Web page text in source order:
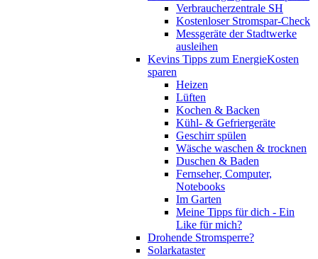
Verbraucherzentrale SH
Kostenloser Stromspar-Check
Messgeräte der Stadtwerke
ausleihen
Kevins Tipps zum EnergieKosten
sparen
Heizen
Lüften
Kochen & Backen
Kühl- & Gefriergeräte
Geschirr spülen
Wäsche waschen & trocknen
Duschen & Baden
Fernseher, Computer,
Notebooks
Im Garten
Meine Tipps für dich - Ein
Like für mich?
Drohende Stromsperre?
Solarkataster